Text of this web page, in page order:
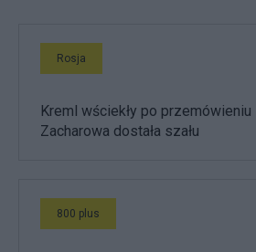
Rosja
Kreml wściekły po
Zacharowa dostała szału
800 plus